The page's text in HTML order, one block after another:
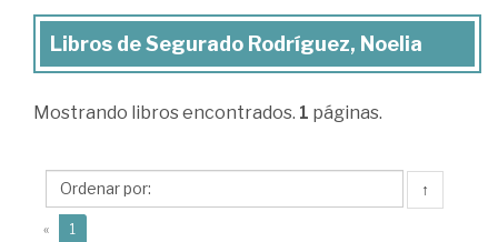
Libros
Segurado
Noelia
Libros de Segurado Rodríguez, Noelia
Mostrando libros encontrados. 1 páginas.
↑
« 1